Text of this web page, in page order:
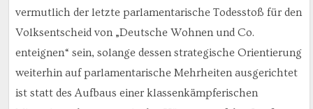
vermutlich der letzte parlamentarische Todesstoß für den
Volksentscheid von „Deutsche Wohnen und Co.
enteignen“ sein, solange dessen strategische Orientierung
weiterhin auf parlamentarische Mehrheiten ausgerichtet
ist statt des Aufbaus einer klassenkämpferischen